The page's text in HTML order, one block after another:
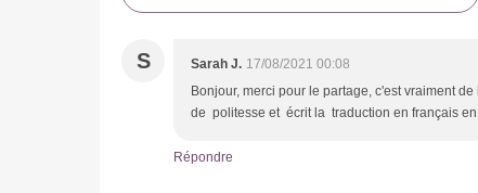
S Sarah J. 17/08/2021 00:08
Bonjour, merci pour le partage, c'est vraiment
de politesse et écrit la traduction en français
Répondre